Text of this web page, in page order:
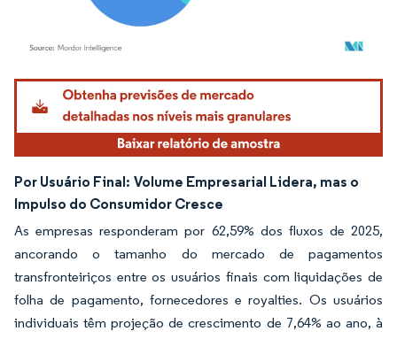
Imagem © Mordor Intelligence. O reuso requer atribuição conforme CC BY 4.0.
Por Usuário Final: Volume Empresarial Lidera, mas o
Impulso do Consumidor Cresce
As empresas responderam por 62,59% dos fluxos de 2025,
ancorando o tamanho do mercado de pagamentos
transfronteiriços entre os usuários finais com liquidações de
folha de pagamento, fornecedores e royalties. Os usuários
individuais têm projeção de crescimento de 7,64% ao ano, à